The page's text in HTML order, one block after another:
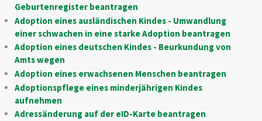
Geburtenregister beantragen
Adoption eines ausländischen Kindes - Umwandlung
einer schwachen in eine starke Adoption beantragen
Adoption eines deutschen Kindes - Beurkundung von
Amts wegen
Adoption eines erwachsenen Menschen beantragen
Adoptionspflege eines minderjährigen Kindes
aufnehmen
Adressänderung auf der eID-Karte beantragen